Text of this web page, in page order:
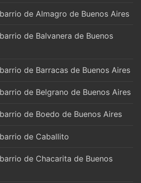
de Almagro de Buenos Aires
de Balvanera de Buenos
de Barracas de Buenos Aires
de Belgrano de Buenos Aires
de Boedo de Buenos Aires
de Caballito
de Chacarita de Buenos